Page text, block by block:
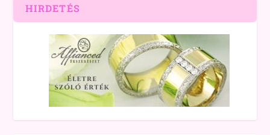
HIRDETÉS